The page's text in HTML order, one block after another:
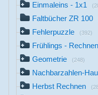
Einmaleins - 1x1
Faltbücher ZR 100
Fehlerpuzzle (392)
Frühlings - Rechnen
Geometrie (248)
Nachbarzahlen-
Herbst Rechnen